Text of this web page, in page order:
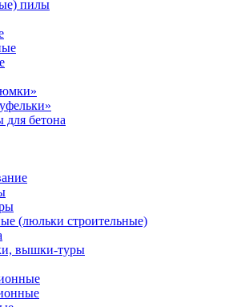
пилы
бетона
(люльки строительные)
вышки-туры